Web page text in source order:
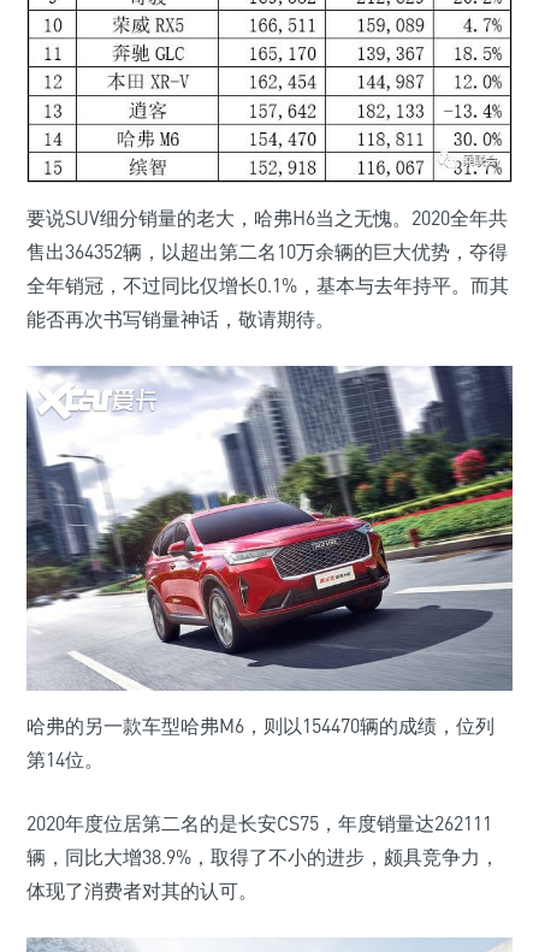
要说SUV细分销量的老大，哈弗H6当之无愧。2020全年共
售出364352辆，以超出第二名10万余辆的巨大优势，夺得
全年销冠，不过同比仅增长0.1%，基本与去年持平。而其
能否再次书写销量神话，敬请期待。
哈弗的另一款车型哈弗M6，则以154470辆的成绩，位列
第14位。
2020年度位居第二名的是长安CS75，年度销量达262111
辆，同比大增38.9%，取得了不小的进步，颇具竞争力，
体现了消费者对其的认可。